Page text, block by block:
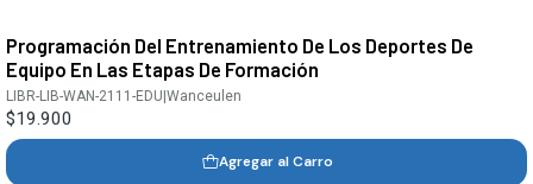
Programación Del Entrenamiento De Los Deportes De
Equipo En Las Etapas De Formación
LIBR-LIB-WAN-2111-EDU |Wanceulen
$19.900
Agregar al Carro